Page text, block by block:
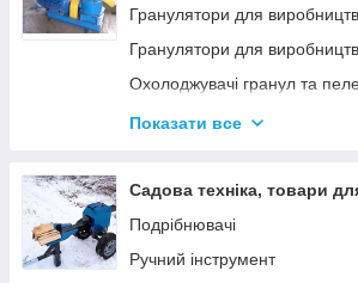
Газові котли
Аксесуари для
Гранулятори для
Гранулятори для
Охолоджувачі гранул та
Подрібнювачі
Дровоколи
Показати все
Садова техніка, товари
Подрібнювачі
Ручний інструмент